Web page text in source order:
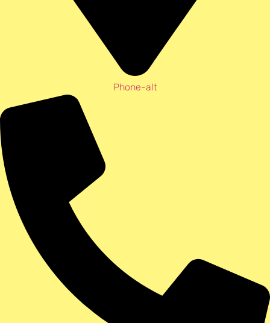
Phone-alt